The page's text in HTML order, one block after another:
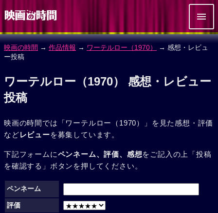
映画の時間 → 作品情報 → ワーテルロー（1970）
→ 感想・レビュ
ー投稿
ワーテルロー（1970） 感想・レビュー
投稿
映画の時間では「ワーテルロー（1970）」を見た感想・評価
などレビューを募集しています。
下記フォームにペンネーム、評価、感想をご記入の上「投稿
を確認する」ボタンを押してください。
ペンネーム
評価